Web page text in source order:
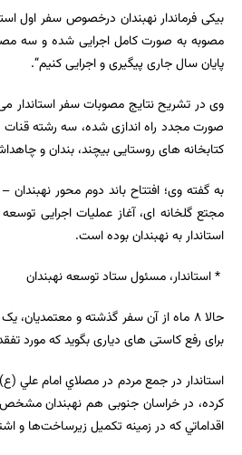
بیکی فرماندار نهبندان درخصوص سفر اول
مصوبه به صورت کامل اجرایی شده و سه
پایان سال جاری پیگیری و اجرایی کنیم“.
وی در تشریح نتایج مصوبات سفر استاندار
صورت مجدد راه اندازی شده، سه رشته قنات
کتابخانه های روستایی بیچند، بندان و
به گفته وی؛ افتتاح باند دوم محور نهبندان–
مجتع گلخانه ای، آغاز عملیات اجرایی
استاندار به نهبندان بوده است.
*استاندار، مسئول ستاد توسعه نهبندان
حالا 8 ماه از آن سفر گذشته و
برای رفع کاستی های دیاری بگوید که مورد
استاندار در جمع مردم در مصلاي امام علي
کرده، در خراسان جنوبی هم نهبندان
اقداماتي که در زمينه تكميل زيرساخت‌ها و